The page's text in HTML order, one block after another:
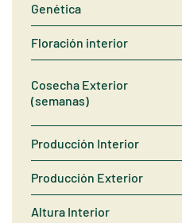
Genética
Floración interior
Cosecha Exterior
(semanas)
Producción Interior
Producción Exterior
Altura Interior